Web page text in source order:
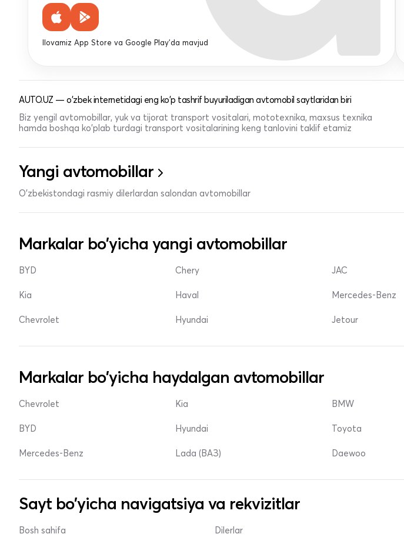
Ilovamiz App Store va Google Play'da mavjud
AUTO.UZ — o'zbek internetidagi eng ko'p tashrif buyuriladigan avtomobil saytlaridan biri
Biz yengil avtomobillar, yuk va tijorat transport vositalari, mototexnika, maxsus texnika
hamda boshqa ko'plab turdagi transport vositalarining keng tanlovini taklif etamiz
Yangi avtomobillar
O'zbekistondagi rasmiy dilerlardan salondan avtomobillar
Markalar bo'yicha yangi avtomobillar
BYD
Kia
Chevrolet
Chery
Haval
Hyundai
JAC
Mercedes-Benz
Jetour
Markalar bo'yicha haydalgan avtomobillar
Chevrolet
BYD
Mercedes-Benz
Kia
Hyundai
Lada (ВАЗ)
BMW
Toyota
Daewoo
Sayt bo'yicha navigatsiya va rekvizitlar
Bosh sahifa Dilerlar